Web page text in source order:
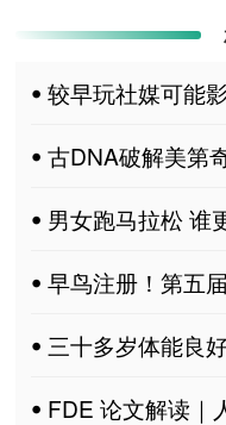
ꔷ 较早玩社媒可能
ꔷ 古DNA破解美第
ꔷ 男女跑马拉松 谁
ꔷ 三十多岁体能良